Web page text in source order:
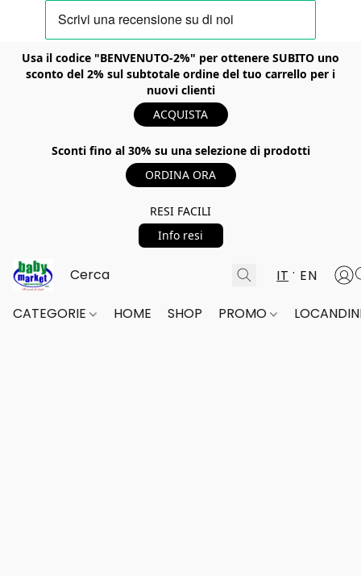
Usa il codice "BENVENUTO-2%" per ottenere SUBITO uno
sconto del 2% sul subtotale ordine del tuo carrello per i
nuovi clienti
ACQUISTA
Sconti fino al 30% su una selezione di prodotti
ORDINA ORA
RESI FACILI
Info resi
IT EN
CATEGORIE HOME SHOP PROMO